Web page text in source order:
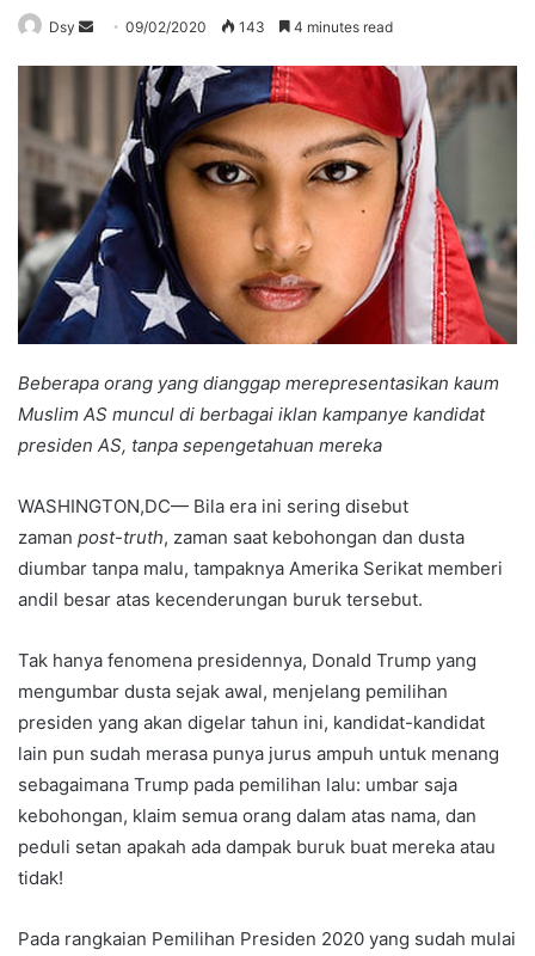
Dsy
Send09/02/2020 143 4 minutes read
Beberapa orang yang dianggap merepresentasikan kaum
Muslim AS muncul di berbagai iklan kampanye kandidat
presiden AS, tanpa sepengetahuan mereka
WASHINGTON,DC— Bila era ini sering disebut
zaman post-truth, zaman saat kebohongan dan dusta
diumbar tanpa malu, tampaknya Amerika Serikat memberi
andil besar atas kecenderungan buruk tersebut.
Tak hanya fenomena presidennya, Donald Trump yang
mengumbar dusta sejak awal, menjelang pemilihan
presiden yang akan digelar tahun ini, kandidat-kandidat
lain pun sudah merasa punya jurus ampuh untuk menang
sebagaimana Trump pada pemilihan lalu: umbar saja
kebohongan, klaim semua orang dalam atas nama, dan
peduli setan apakah ada dampak buruk buat mereka atau
tidak!
Pada rangkaian Pemilihan Presiden 2020 yang sudah mulai